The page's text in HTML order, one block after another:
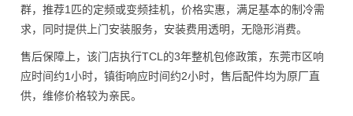
群，推荐1匹的定频或变频挂机，价格实惠，满足基本的制冷需
求，同时提供上门安装服务，安装费用透明，无隐形消费。
售后保障上，该门店执行TCL的3年整机包修政策，东莞市区响
应时间约1小时，镇街响应时间约2小时，售后配件均为原厂直
供，维修价格较为亲民。